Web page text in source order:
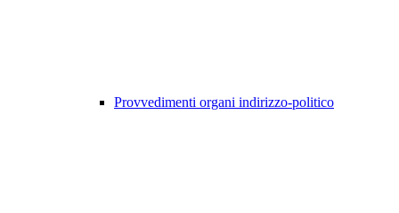
Provvedimenti organi indirizzo-politico